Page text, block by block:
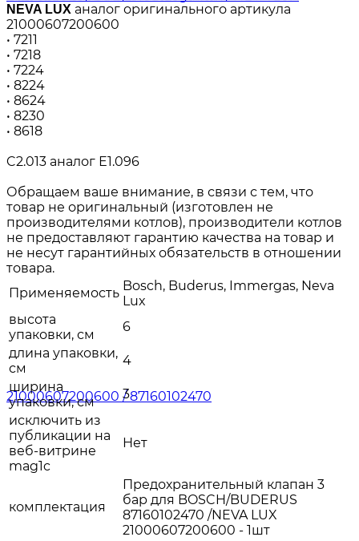
NEVA LUX аналог оригинального артикула
21000607200600
• 7211
• 7218
• 7224
• 8224
• 8624
• 8230
• 8618
C2.013 аналог Е1.096
Обращаем ваше внимание, в связи с тем, что
товар не оригинальный (изготовлен не
производителями котлов), производители котлов
не предоставляют гарантию качества на товар и
не несут гарантийных обязательств в отношении
товара.
Применяемость Bosch, Buderus, Immergas, Neva
Lux
высота
упаковки, см
6
длина упаковки,
см
4
ширина
упаковки, см
3
исключить из
публикации на
веб-витрине
mag1c
Нет
комплектация
Предохранительный клапан 3
бар для BOSCH/BUDERUS
87160102470 /NEVA LUX
21000607200600 - 1шт